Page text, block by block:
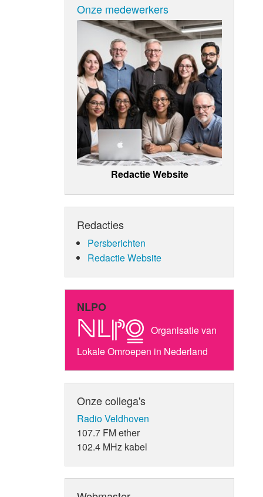
Onze medewerkers
Redactie Website
Redacties
Persberichten
Redactie Website
NLPO
Organisatie van
Lokale Omroepen in Nederland
Onze collega's
Radio Veldhoven
107.7 FM ether
102.4 MHz kabel